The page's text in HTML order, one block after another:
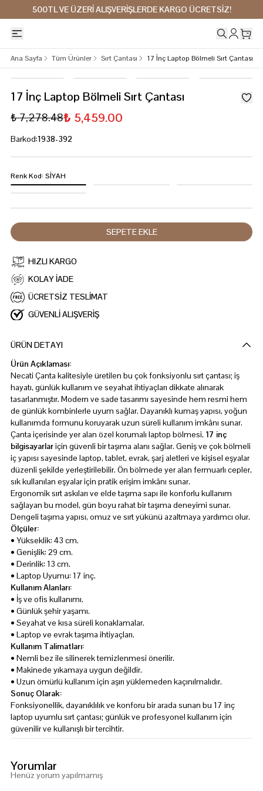
500TL VE ÜZERİ ALIŞVERİŞLERDE KARGO ÜCRETSİZ!
Ana Sayfa Tüm Ürünler Sırt Çantası 17 İnç Laptop Bölmeli Sırt Çantası
17 İnç Laptop Bölmeli Sırt Çantası
₺ 7,278.48₺ 5,459.00
Barkod:1938-392
Renk Kod: SİYAH
SEPETE EKLE
HIZLI KARGO
KOLAY İADE
ÜCRETSİZ TESLİMAT
GÜVENLİ ALIŞVERİŞ
ÜRÜN DETAYI
Ürün Açıklaması:
Necati Çanta kalitesiyle üretilen bu çok fonksiyonlu sırt çantası; iş
hayatı, günlük kullanım ve seyahat ihtiyaçları dikkate alınarak
tasarlanmıştır. Modern ve sade tasarımı sayesinde hem resmi hem
de günlük kombinlerle uyum sağlar. Dayanıklı kumaş yapısı, yoğun
kullanımda formunu koruyarak uzun süreli kullanım imkânı sunar.
Çanta içerisinde yer alan özel korumalı laptop bölmesi, 17 inç
bilgisayarlariçin güvenli bir taşıma alanı sağlar. Geniş ve çok bölmeli
iç yapısı sayesinde laptop, tablet, evrak, şarj aletleri ve kişisel eşyalar
düzenli şekilde yerleştirilebilir. Ön bölmede yer alan fermuarlı cepler,
sık kullanılan eşyalar için pratik erişim imkânı sunar.
Ergonomik sırt askıları ve elde taşıma sapı ile konforlu kullanım
sağlayan bu model, gün boyu rahat bir taşıma deneyimi sunar.
Dengeli taşıma yapısı, omuz ve sırt yükünü azaltmaya yardımcı olur.
Ölçüler:
• Yükseklik: 43 cm.
• Genişlik: 29 cm.
• Derinlik: 13 cm.
• Laptop Uyumu: 17 inç.
Kullanım Alanları:
• İş ve ofis kullanımı.
• Günlük şehir yaşamı.
• Seyahat ve kısa süreli konaklamalar.
• Laptop ve evrak taşıma ihtiyaçları.
Kullanım Talimatları:
• Nemli bez ile silinerek temizlenmesi önerilir.
• Makinede yıkamaya uygun değildir.
• Uzun ömürlü kullanım için aşırı yüklemeden kaçınılmalıdır.
Sonuç Olarak:
Fonksiyonellik, dayanıklılık ve konforu bir arada sunan bu 17 inç
laptop uyumlu sırt çantası; günlük ve profesyonel kullanım için
güvenilir ve kullanışlı bir tercihtir.
Yorumlar
Henüz yorum yapılmamış